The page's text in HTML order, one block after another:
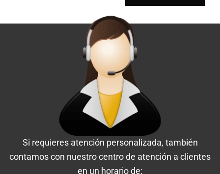
Si requieres atención personalizada, también
contamos con nuestro centro de atención a clientes
en un horario de: